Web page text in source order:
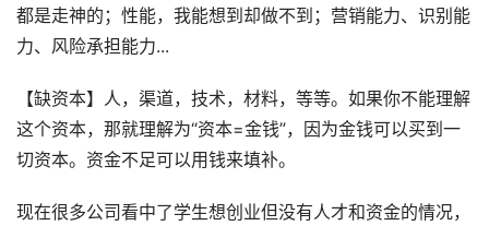
都是走神的；性能，我能想到却做不到；营销能力、识别能
力、风险承担能力...
【缺资本】人，渠道，技术，材料，等等。如果你不能理解
这个资本，那就理解为“资本=金钱”，因为金钱可以买到一
切资本。资金不足可以用钱来填补。
现在很多公司看中了学生想创业但没有人才和资金的情况，